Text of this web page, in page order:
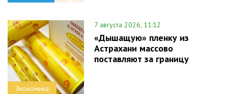
Экономика
7 августа 2026, 11:12
«Дышащую» пленку из
Астрахани массово
поставляют за границу